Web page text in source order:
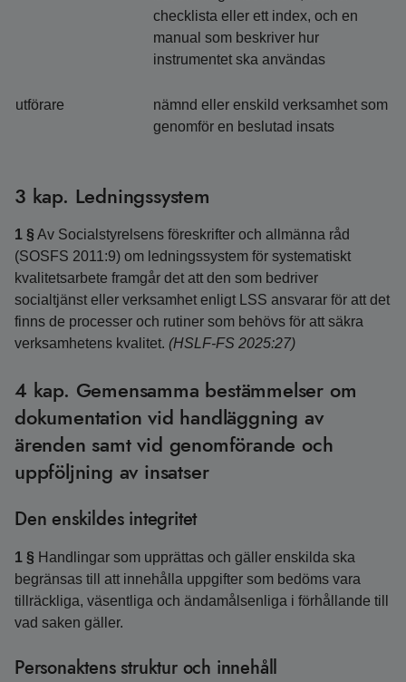
checklista eller ett index, och en
manual som beskriver hur
instrumentet ska användas
utförare
nämnd eller enskild verksamhet som
genomför en beslutad insats
3 kap. Ledningssystem
1 § Av Socialstyrelsens föreskrifter och allmänna råd
(SOSFS 2011:9) om ledningssystem för systematiskt
kvalitetsarbete framgår det att den som bedriver
socialtjänst eller verksamhet enligt LSS ansvarar för att det
finns de processer och rutiner som behövs för att säkra
verksamhetens kvalitet. (HSLF-FS 2025:27)
4 kap. Gemensamma bestämmelser om
dokumentation vid handläggning av
ärenden samt vid genomförande och
uppföljning av insatser
Den enskildes integritet
1 § Handlingar som upprättas och gäller enskilda ska
begränsas till att innehålla uppgifter som bedöms vara
tillräckliga, väsentliga och ändamålsenliga i förhållande till
vad saken gäller.
Personaktens struktur och innehåll